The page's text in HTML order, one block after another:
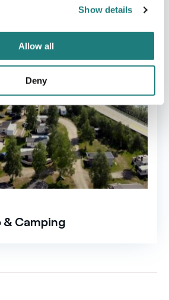
Show details
Allow all
Deny
Camping